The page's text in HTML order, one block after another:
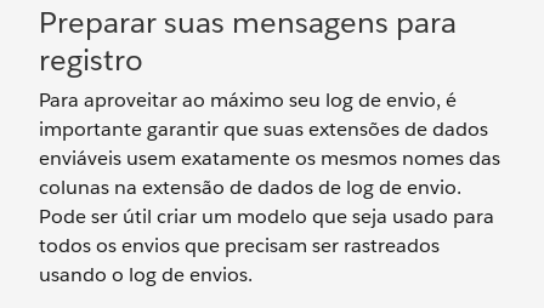
Preparar suas mensagens para
registro
Para aproveitar ao máximo seu log de envio, é
importante garantir que suas extensões de dados
enviáveis usem exatamente os mesmos nomes das
colunas na extensão de dados de log de envio.
Pode ser útil criar um modelo que seja usado para
todos os envios que precisam ser rastreados
usando o log de envios.